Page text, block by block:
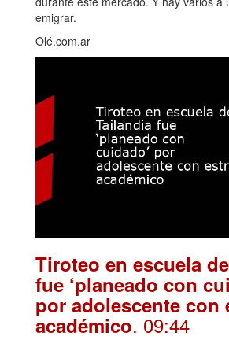
emigrar.
Olé.com.ar
Tiroteo en escuela
fue ‘planeado con
por adolescente con
académico. 09:44